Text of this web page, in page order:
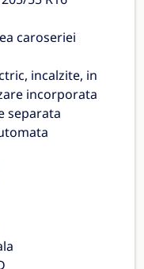
caroseriei
incalzite, in
incorporata
separata